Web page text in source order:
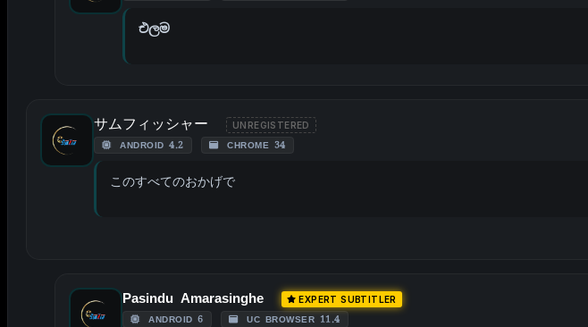
එලම
サムフィッシャー UNREGISTERED
ANDROID 4.2 CHROME 34
このすべてのおかげで
Pasindu Amarasinghe EXPERT SUBTITLER
ANDROID 6 UC BROWSER 11.4